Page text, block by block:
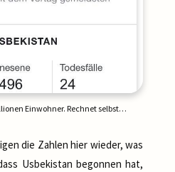
Einwohner. Rechnet selbst…
die Zahlen hier wieder, was
Usbekistan begonnen hat,